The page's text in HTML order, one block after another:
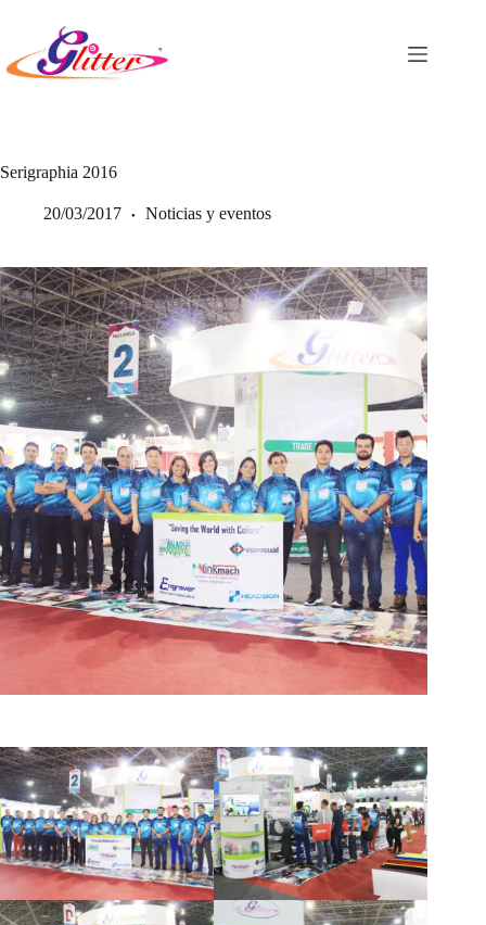
contenido
Serigraphia 2016
20/03/2017 Noticias y eventos